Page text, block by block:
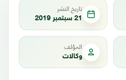
تاريخ النشر
21 سبتمبر 2019
المؤلف
وكالات